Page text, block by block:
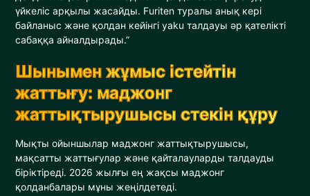
үйкеліс арқылы жасайды. Furiten туралы анық кері
байланыс және қолдан кейінгі yaku талдауы әр қателікті
сабаққа айналдырады.”
Шынымен жұмыс істейтін
жаттығу: маджонг
жаттықтырушысы стекін құру
Мықты ойыншылар маджонг жаттықтырушысы,
мақсатты жаттығулар және қайталауларды талдауды
біріктіреді. 2026 жылғы ең жақсы маджонг
қолданбалары мұны жеңілдетеді.